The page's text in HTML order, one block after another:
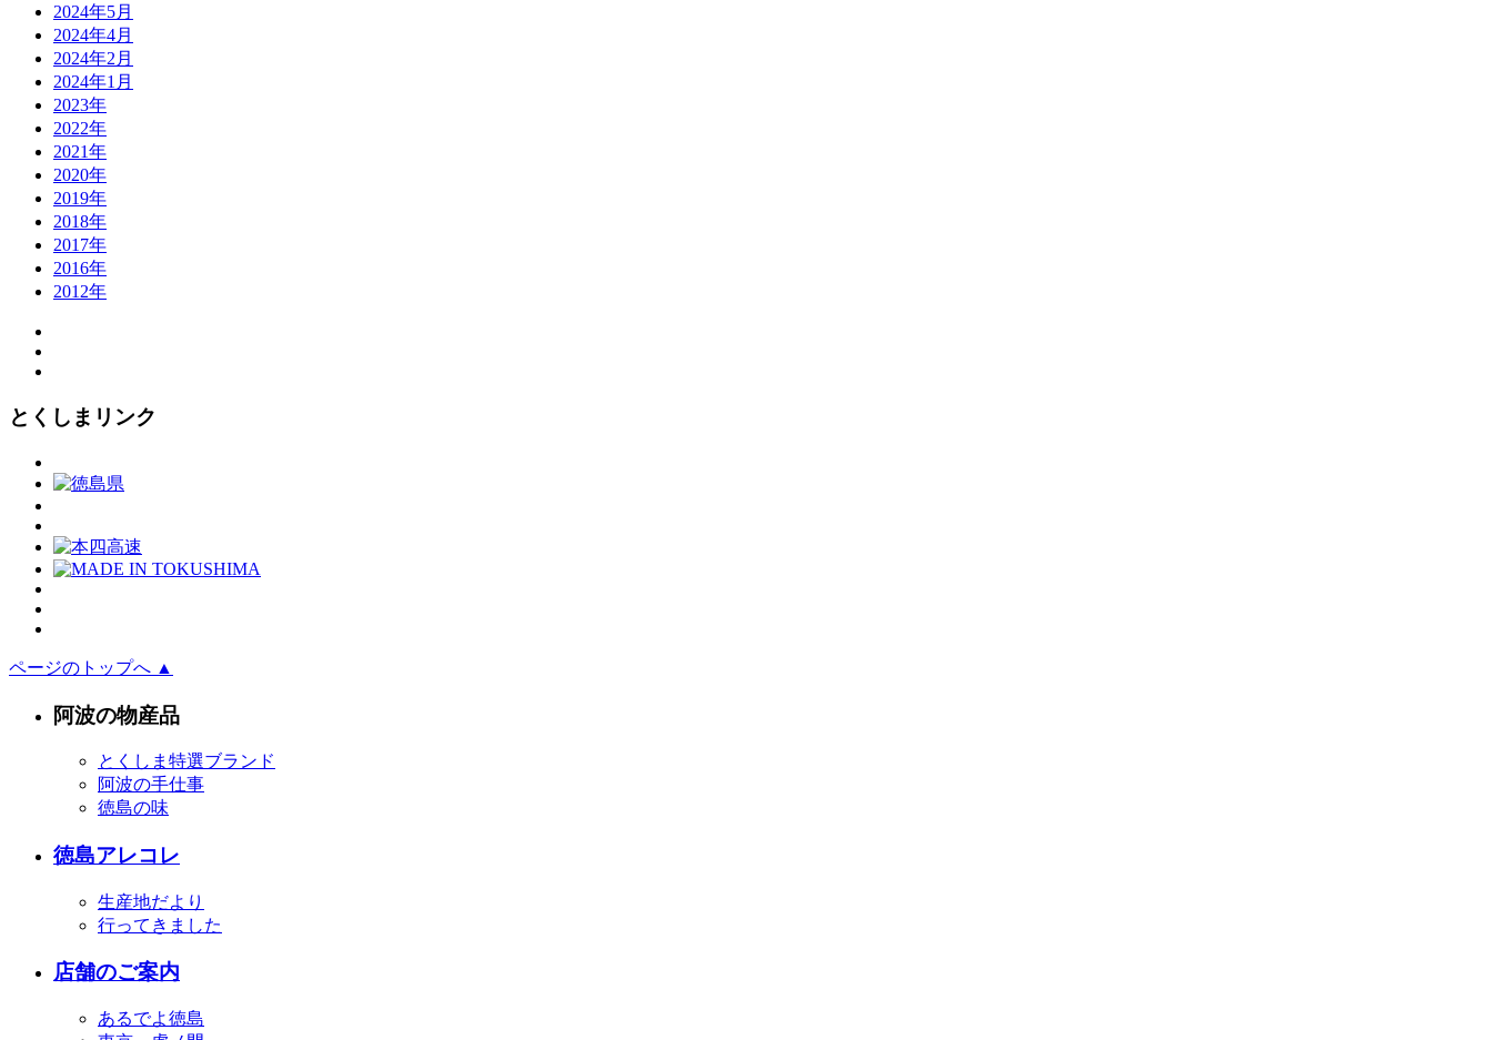
2024年5月
2024年4月
2024年2月
2024年1月
2023年
2022年
2021年
2020年
2019年
2018年
2017年
2016年
2012年
とくしまリンク
ページのトップへ ▲
阿波の物産品
とくしま特選ブランド
阿波の手仕事
徳島の味
徳島アレコレ
生産地だより
行ってきました
店舗のご案内
あるでよ徳島